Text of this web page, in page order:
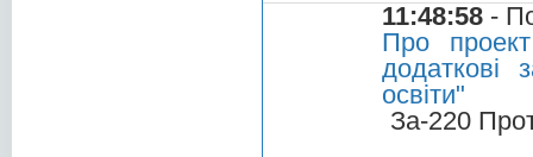
11:48:58 -
Про
додаткові
освіти"
За-220